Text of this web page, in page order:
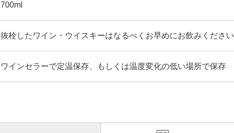
700ml
抜栓したワイン・ウイスキーはなるべくお早めにお飲みください
ワインセラーで定温保存、もしくは温度変化の低い場所で保存